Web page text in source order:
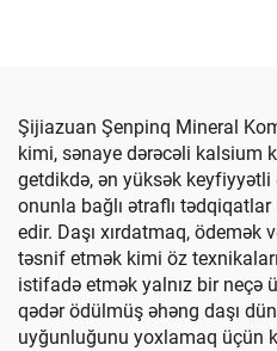
Şijiazuan Şenpinq Mineral
kimi, sənaye dərəcəli kalsium
getdikdə, ən yüksək keyfiyyətli
onunla bağlı ətraflı tədqiqatlar
edir. Daşı xırdatmaq, ödemək
təsnif etmək kimi öz
istifadə etmək yalnız bir neçə
qədər ödülmüş əhəng daşı
uyğunluğunu yoxlamaq üçün